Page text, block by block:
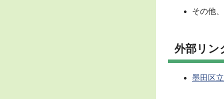
その他
外部リン
墨田区